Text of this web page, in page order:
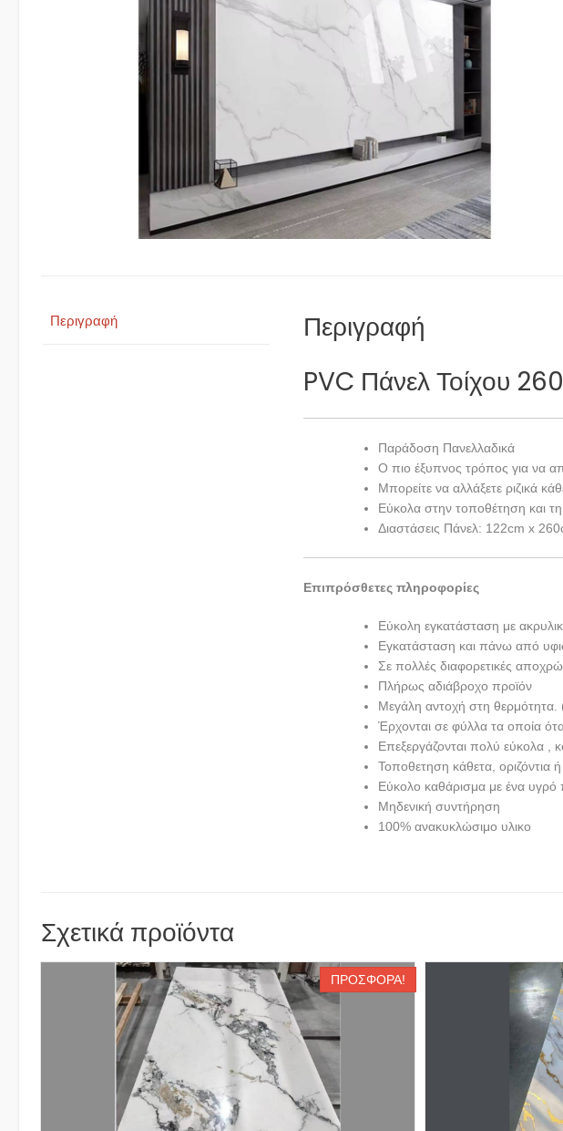
Περιγραφή
Περιγραφή
PVC Πάνελ Τοίχου
Παράδοση Πανελλαδικά
Ο πιο έξυπνος τρόπος για να
Μπορείτε να αλλάξετε ριζικά
Εύκολα στην τοποθέτηση και
Διαστάσεις Πάνελ: 122cm x
Επιπρόσθετες πληροφορίες
Εύκολη εγκατάσταση με
Εγκατάσταση και πάνω από
Σε πολλές διαφορετικές
Πλήρως αδιάβροχο προϊόν
Μεγάλη αντοχή στη θερμότητα.
Έρχονται σε φύλλα τα οποία
Επεξεργάζονται πολύ εύκολα ,
Τοποθετηση κάθετα, οριζόντια
Εύκολο καθάρισμα με ένα υγρό
Μηδενική συντήρηση
100% ανακυκλώσιμο υλικο
Σχετικά προϊόντα
ΠΡΟΣΦΟΡΆ!